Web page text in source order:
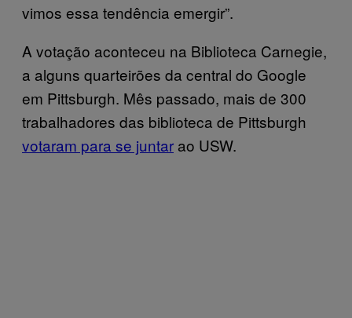
vimos essa tendência emergir”.
A votação aconteceu na Biblioteca Carnegie,
a alguns quarteirões da central do Google
em Pittsburgh. Mês passado, mais de 300
trabalhadores das biblioteca de Pittsburgh
votaram para se juntar ao USW.